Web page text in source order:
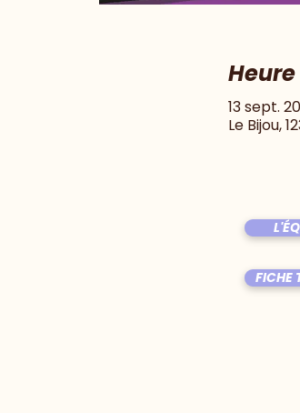
13 sept.
Le Bijou,
FICHE